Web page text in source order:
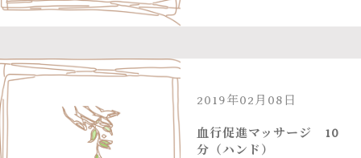
2019年02月08日
血行促進マッサージ 10
分（ハンド）